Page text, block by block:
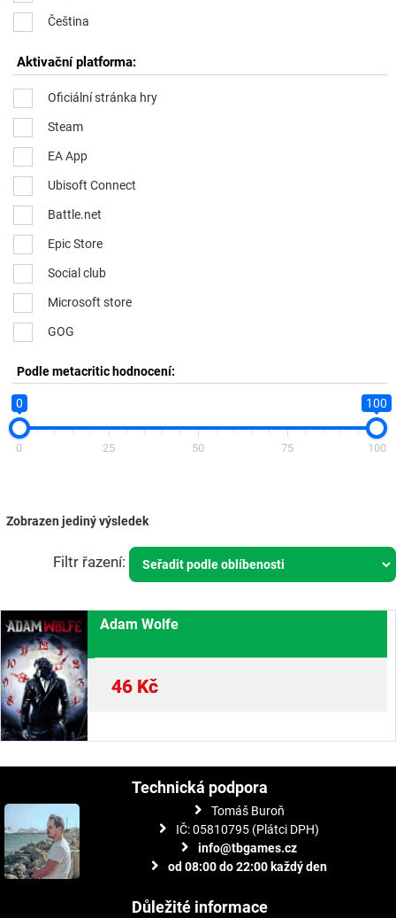
Čeština
Aktivační platforma:
Oficiální stránka hry
Steam
EA App
Ubisoft Connect
Battle.net
Epic Store
Social club
Microsoft store
GOG
Podle metacritic hodnocení:
0 100
0 25 50 75 100
Zobrazen jediný výsledek
Adam Wolfe
46 Kč
Technická podpora
Tomáš Buroň
IČ: 05810795 (Plátci DPH)
info@tbgames.cz
od 08:00 do 22:00 každý den
Důležité informace